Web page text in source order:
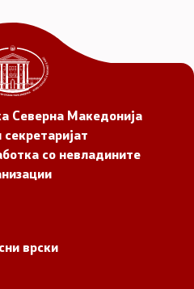
Северна Македонија
со невладините
врски